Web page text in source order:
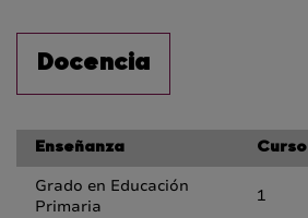
Docencia
Enseñanza Curso
Grado en Educación
Primaria
1